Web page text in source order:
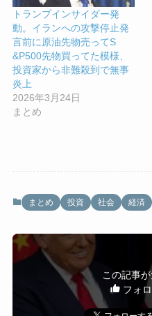
トランプインサイダー発
動。イランへの攻撃停止発
言前に原油先物売ってS
&P500先物買ってた模様、
投資家から非難殺到で無事
炎上
2026年3月24日
まとめ
まとめ 投資 社会 経済
この記事
フォ